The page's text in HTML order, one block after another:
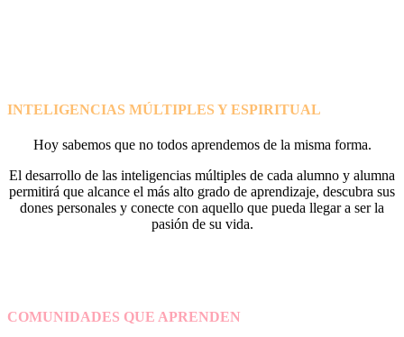
INTELIGENCIAS MÚLTIPLES Y ESPIRITUAL
Hoy sabemos que no todos aprendemos de la misma forma.
El desarrollo de las inteligencias múltiples de cada alumno y alumna
permitirá que alcance el más alto grado de aprendizaje, descubra sus
dones personales y conecte con aquello que pueda llegar a ser la
pasión de su vida.
COMUNIDADES QUE APRENDEN